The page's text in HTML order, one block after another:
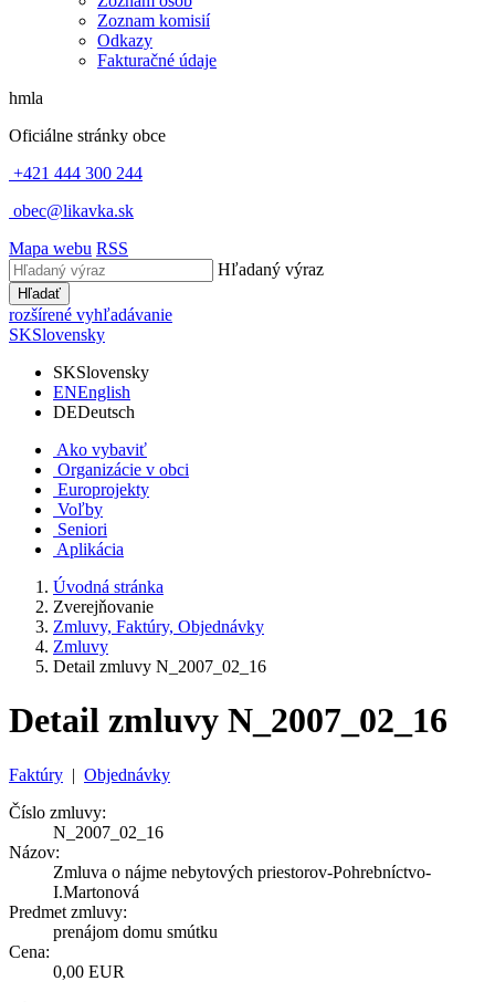
Zoznam komisií
Odkazy
Fakturačné údaje
hmla
Oficiálne stránky obce
+421 444 300 244
obec@likavka.sk
Mapa webu RSS
Hľadaný výraz
Hľadať
rozšírené vyhľadávanie
SKSlovensky
SKSlovensky
ENEnglish
DEDeutsch
Ako vybaviť
Organizácie v obci
Europrojekty
Voľby
Seniori
Aplikácia
Úvodná stránka
Zverejňovanie
Zmluvy, Faktúry, Objednávky
Zmluvy
Detail zmluvy N_2007_02_16
Detail zmluvy N_2007_02_16
Faktúry | Objednávky
Číslo zmluvy:
N_2007_02_16
Názov:
Zmluva o nájme nebytových priestorov-Pohrebníctvo-
I.Martonová
Predmet zmluvy:
prenájom domu smútku
Cena:
0,00 EUR